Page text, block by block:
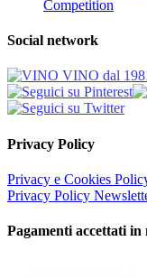
Competition
Social network
Privacy Policy
Privacy e Cookies
Privacy Policy
Pagamenti accettati in